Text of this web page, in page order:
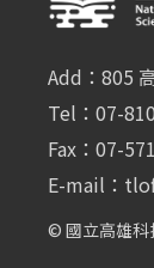
Add：805
Tel：07-
Fax：07-
E-mail：
© 國立高雄科